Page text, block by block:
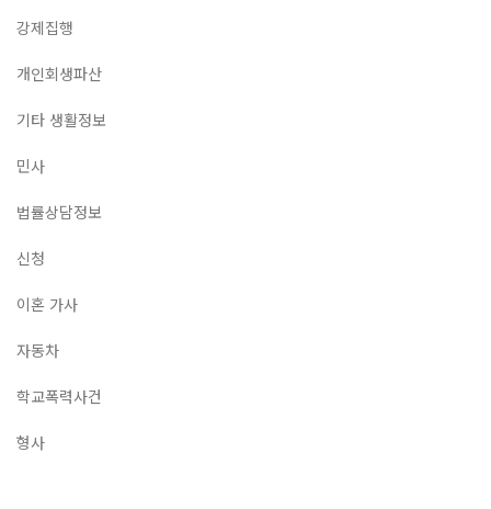
강제집행
개인회생파산
기타 생활정보
민사
법률상담정보
신청
이혼 가사
자동차
학교폭력사건
형사